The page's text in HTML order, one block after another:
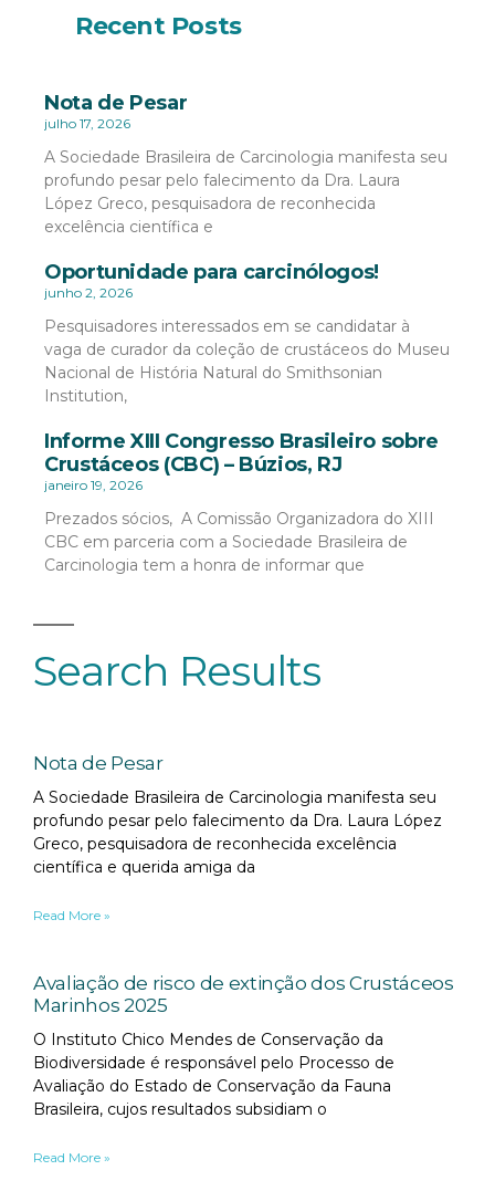
Search Results
Nota de Pesar
A Sociedade Brasileira de Carcinologia manifesta seu
profundo pesar pelo falecimento da Dra. Laura López
Greco, pesquisadora de reconhecida excelência
científica e querida amiga da
Read More »
Avaliação de risco de extinção dos Crustáceos
Marinhos 2025
O Instituto Chico Mendes de Conservação da
Biodiversidade é responsável pelo Processo de
Avaliação do Estado de Conservação da Fauna
Brasileira, cujos resultados subsidiam o
Read More »
Recent Posts
Nota de Pesar
julho 17, 2026
A Sociedade Brasileira de Carcinologia manifesta seu
profundo pesar pelo falecimento da Dra. Laura
López Greco, pesquisadora de reconhecida
excelência científica e
Oportunidade para carcinólogos!
junho 2, 2026
Pesquisadores interessados em se candidatar à
vaga de curador da coleção de crustáceos do Museu
Nacional de História Natural do Smithsonian
Institution,
Informe XIII Congresso Brasileiro sobre
Crustáceos (CBC) – Búzios, RJ
janeiro 19, 2026
Prezados sócios, A Comissão Organizadora do XIII
CBC em parceria com a Sociedade Brasileira de
Carcinologia tem a honra de informar que